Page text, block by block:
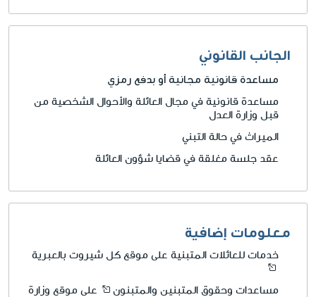
الجانب القانوني
مساعدة قانونية مجانية أو بدفع رمزي
مساعدة قانونية في مجال العائلة والأحوال الشخصية من
قبل وزارة العدل
الميراث في حالة التبني
عقد جلسة مغلقة في قضايا شؤون العائلة
معلومات إضافية
خدمات للعائلات المتبنية على موقع كل شيروت بالعبرية
مساعدات وحقوق المتبنين والمتبنون
على موقع وزارة